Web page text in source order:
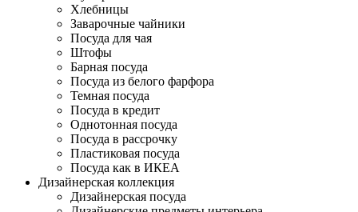
Хлебницы
Заварочные чайники
Посуда для чая
Штофы
Барная посуда
Посуда из белого фарфора
Темная посуда
Посуда в кредит
Однотонная посуда
Посуда в рассрочку
Пластиковая посуда
Посуда как в ИКЕА
Дизайнерская коллекция
Дизайнерская посуда